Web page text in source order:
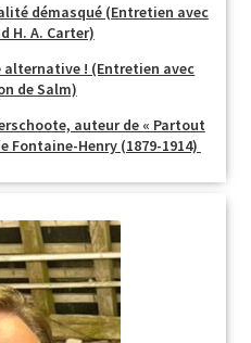
démasqué (Entretien avec
H. A. Carter)
! (Entretien avec
de Salm)
auteur de « Partout
Fontaine-Henry (1879-1914)